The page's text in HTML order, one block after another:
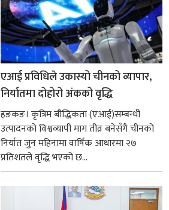
एआई प्रविधिले उकास्यो चीनको व्यापार,
निर्यातमा दोहोरो अंकको वृद्धि
हङकङ। कृत्रिम बौद्धिकता (एआई)सम्बन्धी
उत्पादनको विश्वव्यापी माग तीव्र बनेसँगै चीनको
निर्यात जुन महिनामा वार्षिक आधारमा २७
प्रतिशतले वृद्धि भएको छ...